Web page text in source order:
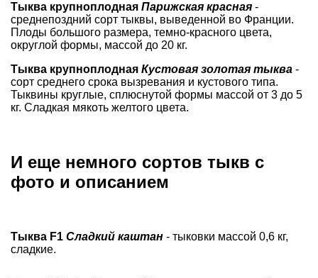
Тыква крупноплодная Парижская красная -
среднепоздний сорт тыквы, выведенной во Франции.
Плоды большого размера, темно-красного цвета,
округлой формы, массой до 20 кг.
Тыква крупноплодная Кустовая золотая тыква -
сорт среднего срока вызревания и кустового типа.
Тыквины круглые, сплюснутой формы массой от 3 до 5
кг. Сладкая мякоть желтого цвета.
И еще немного сортов тыкв с
фото и описанием
Тыква F1 Сладкий каштан - тыковки массой 0,6 кг,
сладкие.